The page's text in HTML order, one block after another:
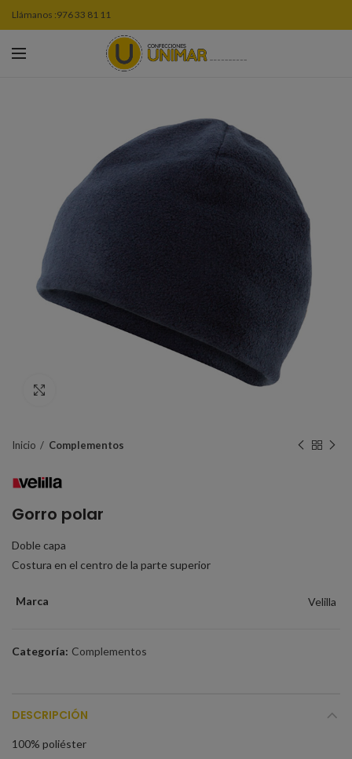
Llámanos :976 33 81 11
Inicio Complementos
Gorro polar
Doble capa
Costura en el centro de la parte superior
Marca Velilla
Categoría: Complementos
DESCRIPCIÓN
100% poliéster